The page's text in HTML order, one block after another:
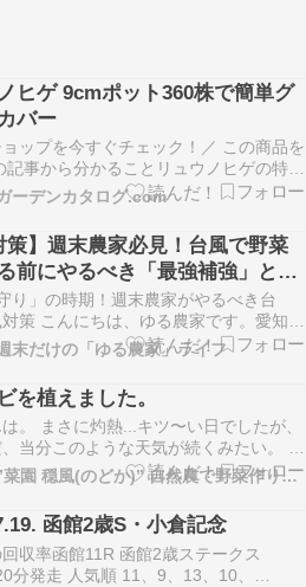
ヒゲ 9cmポット360株で簡単グ
バー
ップを今すぐチェック！／ この商品を
記事から分かることリュウノヒゲの特徴
ついて詳しく解説しますグランドカバ
の活用方法や適した場所を紹介します購
っておきたい注意点やメンテナンスのコ
えします リュウノヒゲとはどんな植物？
…
ーデンカタログ.com
策】週末農家必見！台風で野菜
前にやるべき「最強補強」と風
り」の時期！週末農家がやるべき台
策 こんにちは、ゆる農家です。愛知や
いよいよ本格的になってきましたね。
は、ナスやオクラ、トマトの収穫で大
かし、この時期に忘れてはいけないのが
風への備え」です。 平日、仕事で畑に
週末…
末だけの「ゆる農家」ライフ
を植えました。
。 まさに灼熱...キツ〜い日でしたが、
、当分このような天気が続くみたい。
に変えたくなりますね。 雨も、風も、
も、 気にしないで良くなります...なんて
キビを植えました。（７/１５） 種ま
は、 ５〜６月（一般地）と…
”菜園 穏風(のどか)” 自然農で野菜作りに挑戦！
函館2歳S・小倉記念
収率函館11R 函館2歳ステークス
分発走 人気順 11、9、13、10、